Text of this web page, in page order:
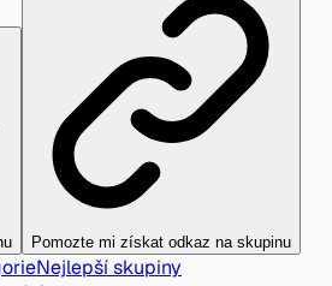
Pomozte mi získat odkaz na skupinu
Nejlepší skupiny